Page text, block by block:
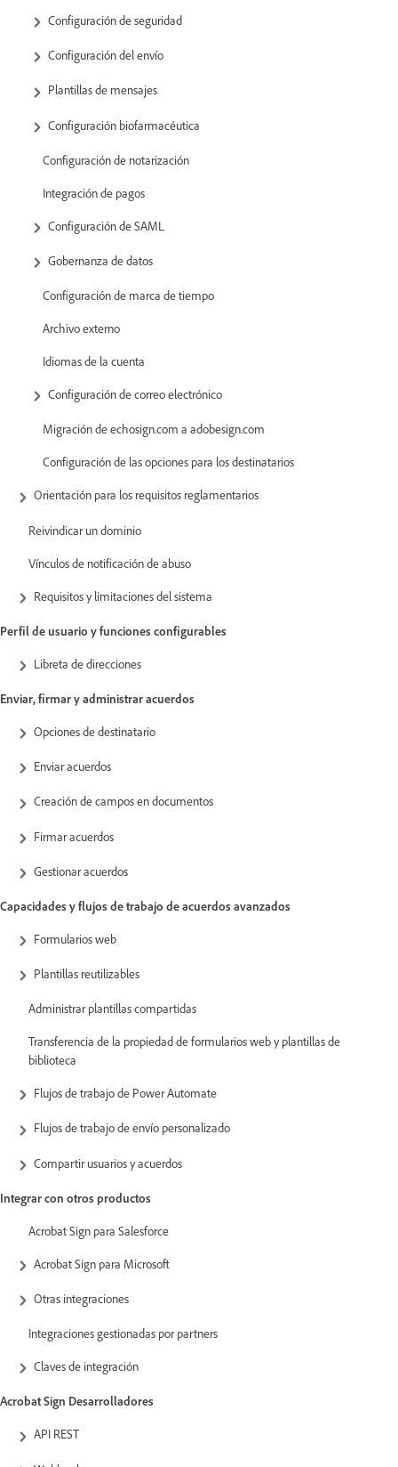
Configuración de seguridad
Configuración del envío
Plantillas de mensajes
Configuración biofarmacéutica
Configuración de notarización
Integración de pagos
Configuración de SAML
Gobernanza de datos
Configuración de marca de tiempo
Archivo externo
Idiomas de la cuenta
Configuración de correo electrónico
Migración de echosign.com a adobesign.com
Configuración de las opciones para los destinatarios
Orientación para los requisitos reglamentarios
Reivindicar un dominio
Vínculos de notificación de abuso
Requisitos y limitaciones del sistema
Perfil de usuario y funciones configurables
Libreta de direcciones
Enviar, firmar y administrar acuerdos
Opciones de destinatario
Enviar acuerdos
Creación de campos en documentos
Firmar acuerdos
Gestionar acuerdos
Capacidades y flujos de trabajo de acuerdos avanzados
Formularios web
Plantillas reutilizables
Administrar plantillas compartidas
Transferencia de la propiedad de formularios web y plantillas de
biblioteca
Flujos de trabajo de Power Automate
Flujos de trabajo de envío personalizado
Compartir usuarios y acuerdos
Integrar con otros productos
Acrobat Sign para Salesforce
Acrobat Sign para Microsoft
Otras integraciones
Integraciones gestionadas por partners
Claves de integración
Acrobat Sign Desarrolladores
API REST